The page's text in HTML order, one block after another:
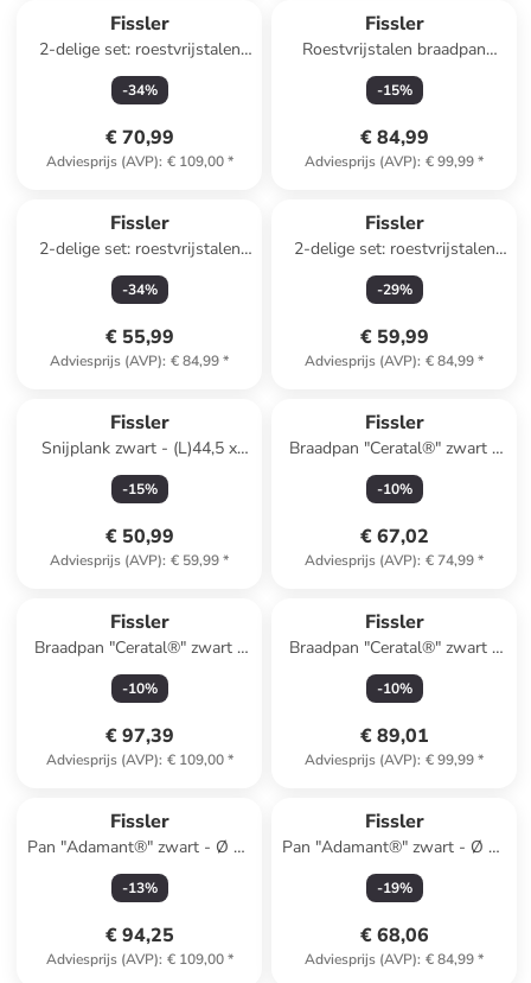
Fissler
2-delige set: roestvrijstalen
braadpan "Pure Collection" -
Ø 24 cm
-34%
€ 70,99
Adviesprijs (AVP): € 109,00*
Fissler
Roestvrijstalen braadpan
"Pure" - Ø 20 cm
-15%
€ 84,99
Adviesprijs (AVP): € 99,99*
Fissler
2-delige set: roestvrijstalen
pan met deksel "Pure
Collection" - Ø 16 cm
-34%
€ 55,99
Adviesprijs (AVP): € 84,99*
Fissler
2-delige set: roestvrijstalen
steelpan "Pure Collection" - Ø
16 cm
-29%
€ 59,99
Adviesprijs (AVP): € 84,99*
Fissler
Snijplank zwart - (L)44,5 x
(B)29,5 cm
-15%
€ 50,99
Adviesprijs (AVP): € 59,99*
Fissler
Braadpan "Ceratal®" zwart -
Ø 20 cm
-10%
€ 67,02
Adviesprijs (AVP): € 74,99*
Fissler
Braadpan "Ceratal®" zwart -
Ø 28 cm
-10%
€ 97,39
Adviesprijs (AVP): € 109,00*
Fissler
Braadpan "Ceratal®" zwart -
Ø 26 cm
-10%
€ 89,01
Adviesprijs (AVP): € 99,99*
Fissler
Pan "Adamant®" zwart - Ø 28
cm
-13%
€ 94,25
Adviesprijs (AVP): € 109,00*
Fissler
Pan "Adamant®" zwart - Ø 24
cm
-19%
€ 68,06
Adviesprijs (AVP): € 84,99*